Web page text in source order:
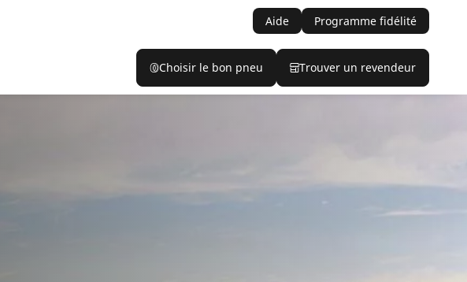
Aide Programme fidélité
Choisir le bon pneu Trouver un revendeur